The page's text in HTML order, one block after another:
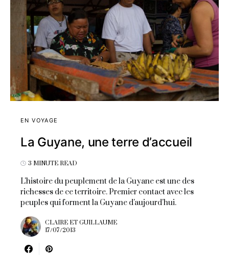
EN VOYAGE
La Guyane, une terre d’accueil
3 MINUTE READ
L'histoire du peuplement de la Guyane est une des
richesses de ce territoire. Premier contact avec les
peuples qui forment la Guyane d'aujourd'hui.
CLAIRE ET GUILLAUME
17/07/2013